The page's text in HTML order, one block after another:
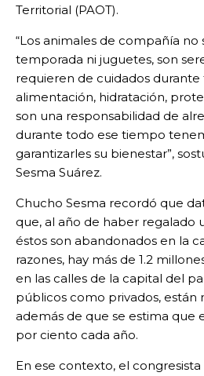
Territorial (PAOT).
“Los animales de compañía no
temporada ni juguetes, son
requieren de cuidados durante
alimentación, hidratación,
son una responsabilidad de
durante todo ese tiempo
garantizarles su bienestar”,
Sesma Suárez.
Chucho Sesma recordó que
que, al año de haber regalado
éstos son abandonados en la
razones, hay más de 1.2
en las calles de la capital del
públicos como privados, están
además de que se estima que
por ciento cada año.
En ese contexto, el congresista